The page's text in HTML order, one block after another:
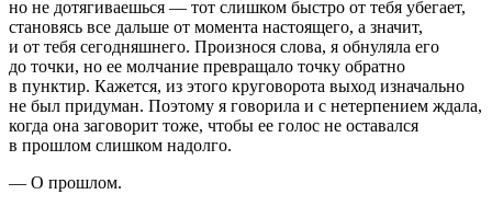
но не дотягиваешься — тот слишком быстро от тебя убегает,
становясь все дальше от момента настоящего, а значит,
и от тебя сегодняшнего. Произнося слова, я обнуляла его
до точки, но ее молчание превращало точку обратно
в пунктир. Кажется, из этого круговорота выход изначально
не был придуман. Поэтому я говорила и с нетерпением ждала,
когда она заговорит тоже, чтобы ее голос не оставался
в прошлом слишком надолго.
— О прошлом.